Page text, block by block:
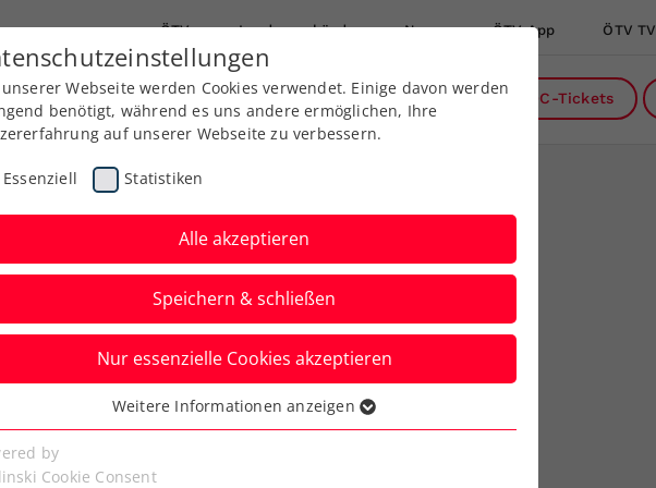
ÖTV Landesverbände News ÖTV App ÖTV TV
Ausbildung Services Über uns DC-Tickets
Webseite werden Cookies verwendet. Einige davon werden
benötigt, während es uns andere ermöglichen, Ihre
auf unserer Webseite zu verbessern.
Essenziell Statistiken
Alle akzeptieren
Speichern & schließen
Nur essenzielle Cookies akzeptieren
Cookies werden für grundlegende Funktionen der
benötigt. Dadurch ist gewährleistet, dass die Webseite
Weitere Informationen anzeigen
by
Cookie Consent